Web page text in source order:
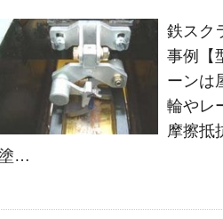
鉄スク
事例【
ーンは
輪やレ
摩擦抵
…